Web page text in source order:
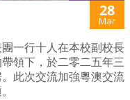
28
Mar
一行十人在本校副校長
領下，於二零二五年三
此次交流加強粵澳交流